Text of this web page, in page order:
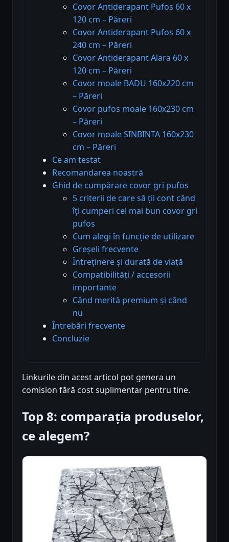
Covor Antiderapant Pufos 60 x
120 cm – Păreri
Covor Antiderapant Pufos 60 x
240 cm – Păreri
Covor Antiderapant Alara 60 x
120 cm – Păreri
Covor moale BADU 160x220 cm
– Păreri
Covor pufos moale 160x230 cm
– Păreri
Covor moale SINBINTA 160x230
cm – Păreri
Ce am testat
Recomandarea noastră
Ghid de cumpărare covor gri pufos
5 criterii de care să ții cont când
îți cumperi cel mai bun covor gri
pufos
Cum alegi în funcție de utilizare
Greșeli frecvente
Întreținere și durată de viață
Compatibilități / accesorii
importante
Când merită premium și când
nu
Întrebări frecvente
Concluzie
Linkurile din acest articol pot genera un
comision fără cost suplimentar pentru tine.
Top 8: comparația produselor,
ce alegem?